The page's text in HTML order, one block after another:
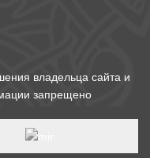
владельца сайта и
запрещено